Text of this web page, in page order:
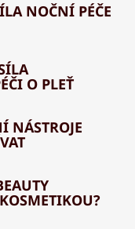
NOČNÍ PÉČE
O PLEŤ
NÁSTROJE